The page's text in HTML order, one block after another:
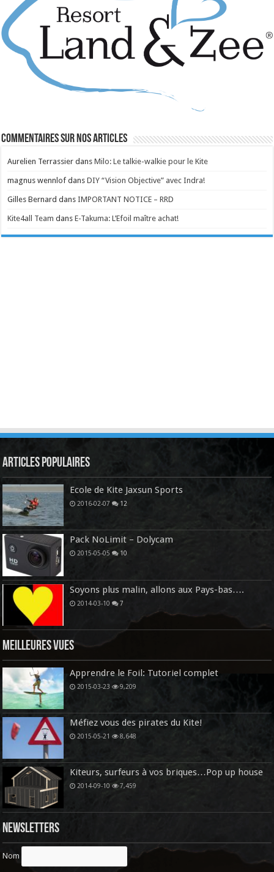
Commentaires sur nos articles
Aurelien Terrassier dansMilo: Le talkie-walkie pour le Kite
magnus wennlof dansDIY “Vision Objective” avec Indra!
Gilles Bernard dansIMPORTANT NOTICE – RRD
Kite4all Team dansE-Takuma: L’Efoil maître achat!
Articles Populaires
Ecole de Kite Jaxsun Sports
2016-02-07 12
Pack NoLimit – Dolycam
2015-05-05 10
Soyons plus malin, allons aux Pays-bas….
2014-03-10 7
Meilleures vues
Apprendre le Foil: Tutoriel complet
2015-03-23 9,209
Méfiez vous des pirates du Kite!
2015-05-21 8,648
Kiteurs, surfeurs à vos briques…Pop up house
2014-09-10 7,459
Newsletters
Nom